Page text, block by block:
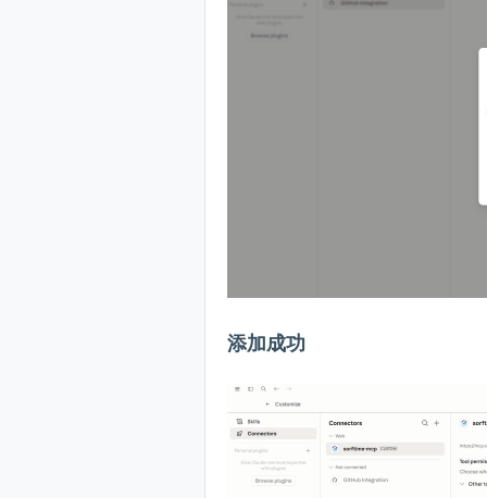
添加成功